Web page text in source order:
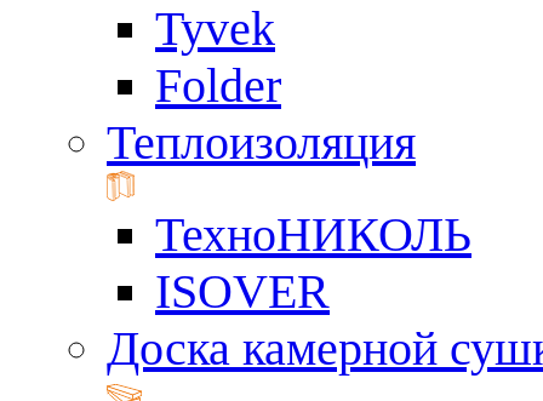
Tyvek
Folder
Теплоизоляция
ТехноНИКОЛЬ
ISOVER
Доска камерной